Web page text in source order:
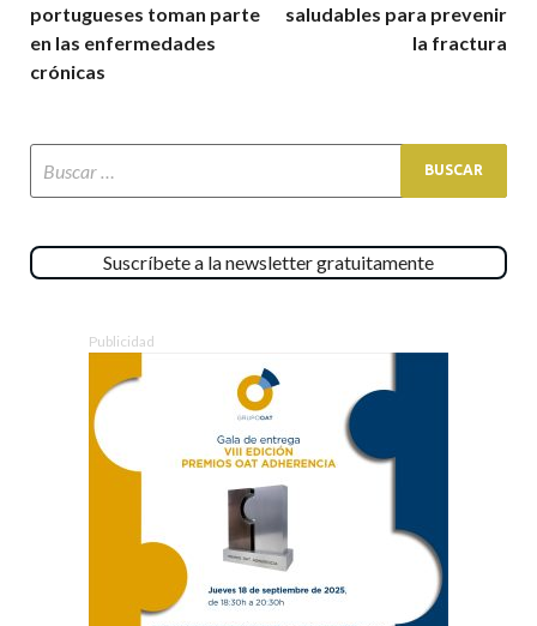
portugueses toman parte
en las enfermedades
crónicas
saludables para prevenir
la fractura
Suscríbete a la newsletter gratuitamente
Publicidad